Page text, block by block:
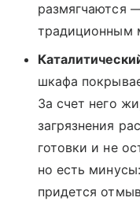
размягчаются
традиционным
шкафа
За счет него
загрязнения
готовки и не
но есть
придется